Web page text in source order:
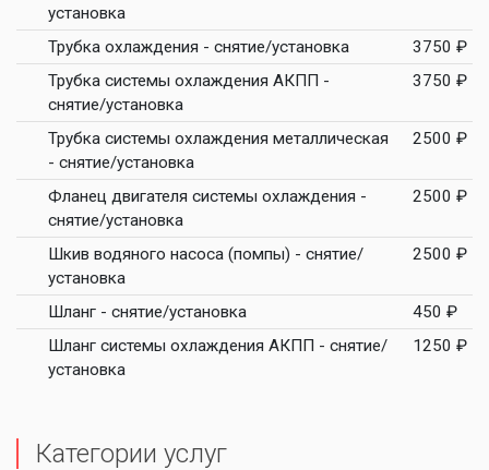
установка
Трубка охлаждения - снятие/установка
3750 ₽
Трубка системы охлаждения АКПП -
снятие/установка
3750 ₽
Трубка системы охлаждения металлическая
- снятие/установка
2500 ₽
Фланец двигателя системы охлаждения -
снятие/установка
2500 ₽
Шкив водяного насоса (помпы) - снятие/
установка
2500 ₽
Шланг - снятие/установка
450 ₽
Шланг системы охлаждения АКПП - снятие/
установка
1250 ₽
Категории услуг